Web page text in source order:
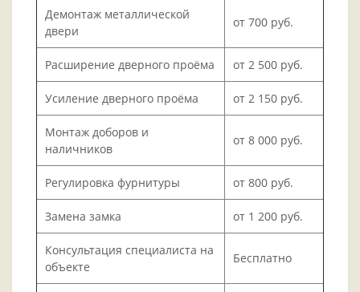
Демонтаж металлической
двери
от 700 руб.
Расширение дверного проёма от 2 500 руб.
Усиление дверного проёма от 2 150 руб.
Монтаж доборов и
наличников
от 8 000 руб.
Регулировка фурнитуры от 800 руб.
Замена замка от 1 200 руб.
Консультация специалиста на
объекте
Бесплатно